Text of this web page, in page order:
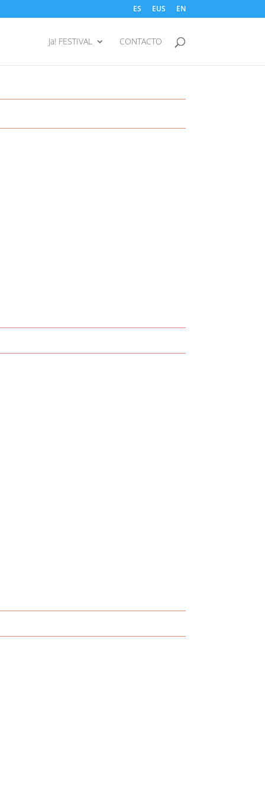
ES EUS EN
Ja! FESTIVAL CONTACTO